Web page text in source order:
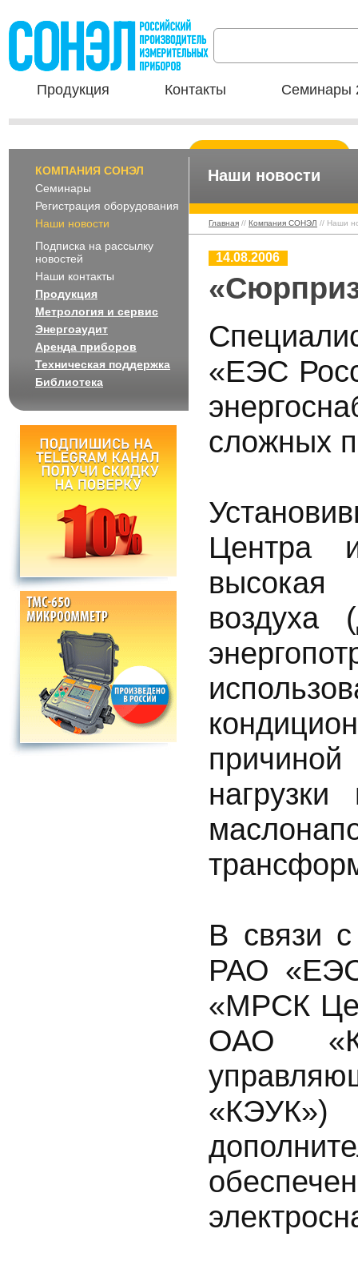
Продукция Контакты Семинары
КОМПАНИЯ СОНЭЛ
Семинары
Регистрация оборудования
Наши новости
Подписка на рассылку
новостей
Наши контакты
Продукция
Метрология и сервис
Энергоаудит
Аренда приборов
Техническая поддержка
Библиотека
Наши новости
Главная // Компания СОНЭЛ // Наши
14.08.2006
«ЕЭС
сложных
Центра
воздуха
В связи
РАО
«МРСК
ОАО